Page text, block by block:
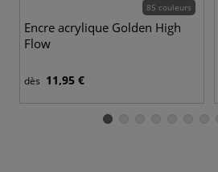
85 couleurs
Encre acrylique Golden High
Flow
dès 11,95 €